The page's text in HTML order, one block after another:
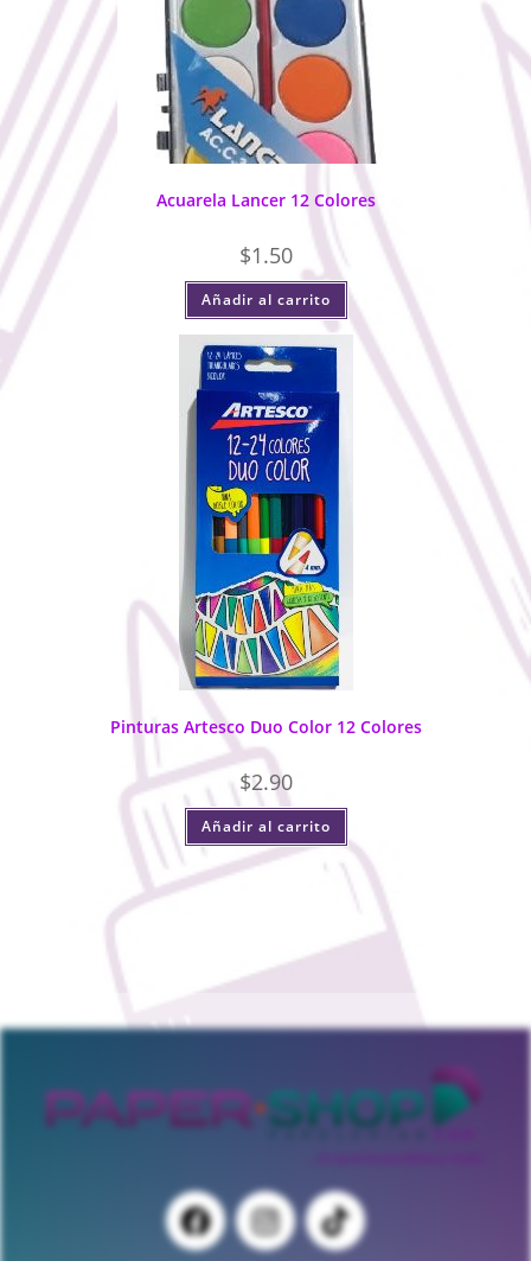
Acuarela Lancer 12 Colores
$1.50
Añadir al carrito
Pinturas Artesco Duo Color 12 Colores
$2.90
Añadir al carrito